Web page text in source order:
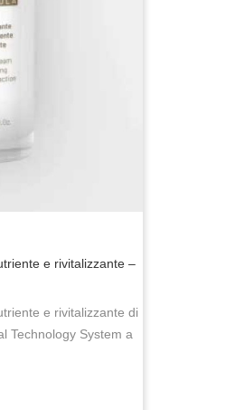
e rivitalizzante –
e rivitalizzante di
Technology System a